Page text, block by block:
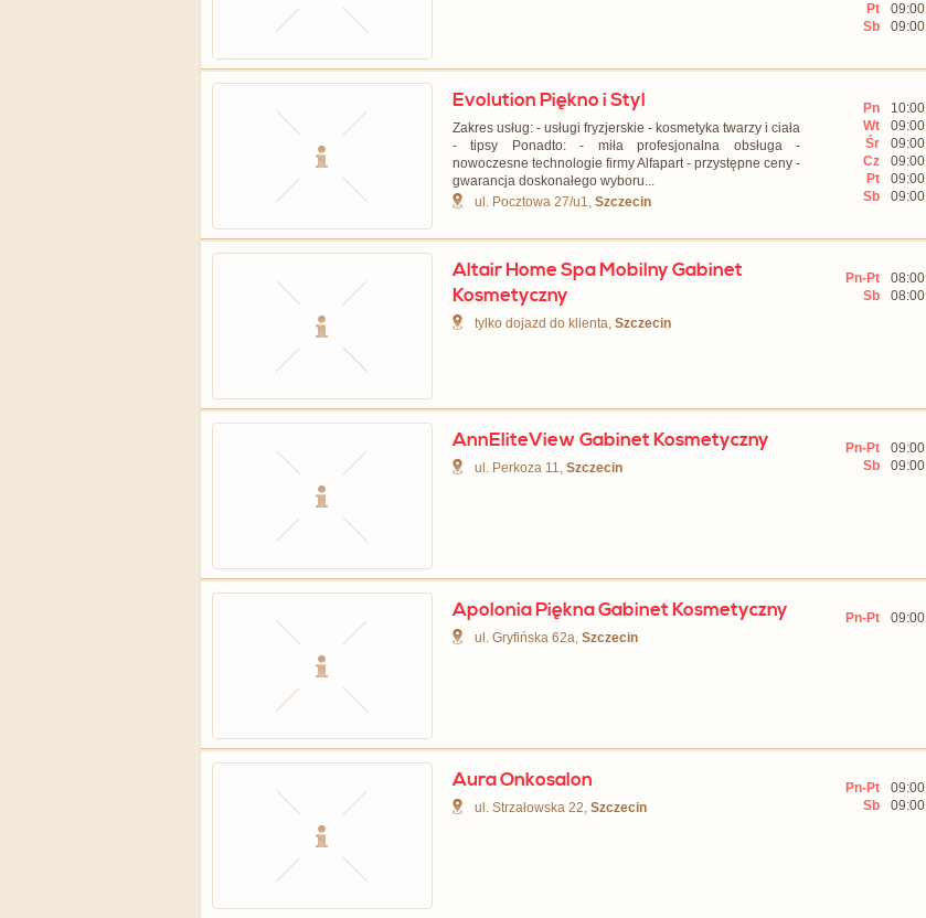
Pt
09:00
Sb
09:00
Evolution Piękno i Styl
Zakres usług: - usługi fryzjerskie - kosmetyka twarzy i ciała
- tipsy Ponadto: - miła profesjonalna obsługa -
nowoczesne technologie firmy Alfapart - przystępne ceny -
gwarancja doskonałego wyboru...
ul. Pocztowa 27/u1, Szczecin
Pn 10:00
Wt
09:00
Śr
09:00
Cz
09:00
Pt
09:00
Sb
09:00
Altair Home Spa Mobilny Gabinet
Kosmetyczny
tylko dojazd do klienta, Szczecin
Pn-Pt 08:00
Sb
08:00
AnnEliteView Gabinet Kosmetyczny
ul. Perkoza 11, Szczecin
Pn-Pt 09:00
Sb
09:00
Apolonia Piękna Gabinet Kosmetyczny
ul. Gryfińska 62a, Szczecin
Pn-Pt 09:00
Aura Onkosalon
ul. Strzałowska 22, Szczecin
Pn-Pt 09:00
Sb
09:00